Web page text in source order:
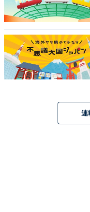
首都圏
の地名
は？【
1
連